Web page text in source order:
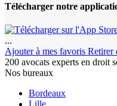
Télécharger notre
...
Ajouter à mes favoris Retirer
200 avocats experts en droit
Nos bureaux
Bordeaux
Lille